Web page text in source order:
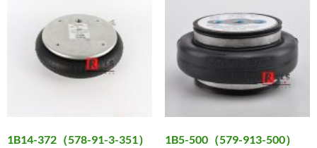
1B14-372（578-91-3-351） 1B5-500（579-913-500）